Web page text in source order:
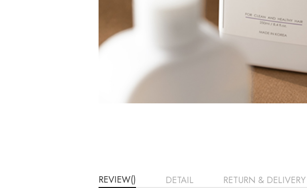
REVIEW() DETAIL RETURN & DELIVERY